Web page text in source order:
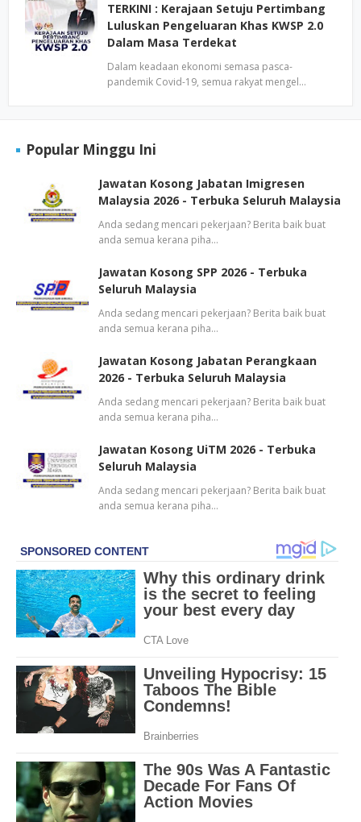
TERKINI : Kerajaan Setuju Pertimbang
Luluskan Pengeluaran Khas KWSP 2.0
Dalam Masa Terdekat
Dalam keadaan ekonomi semasa pasca-
pandemik Covid-19, semua rakyat mengel…
Popular Minggu Ini
Jawatan Kosong Jabatan Imigresen
Malaysia 2026 - Terbuka Seluruh Malaysia
Anda sedang mencari pekerjaan? Berita baik buat
anda semua kerana piha…
Jawatan Kosong SPP 2026 - Terbuka
Seluruh Malaysia
Anda sedang mencari pekerjaan? Berita baik buat
anda semua kerana piha…
Jawatan Kosong Jabatan Perangkaan
2026 - Terbuka Seluruh Malaysia
Anda sedang mencari pekerjaan? Berita baik buat
anda semua kerana piha…
Jawatan Kosong UiTM 2026 - Terbuka
Seluruh Malaysia
Anda sedang mencari pekerjaan? Berita baik buat
anda semua kerana piha…